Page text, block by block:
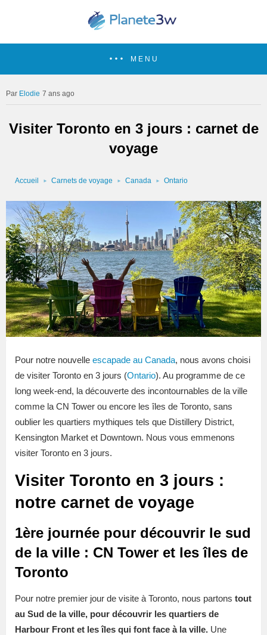
MENU
Elodie 7 ans ago
Visiter Toronto en 3 jours : carnet de
voyage
Accueil Carnets de voyage Canada Ontario
Pour notre nouvelle escapade au Canada, nous avons choisi
de visiter Toronto en 3 jours (Ontario). Au programme de ce
long week-end, la découverte des incontournables de la ville
comme la CN Tower ou encore les îles de Toronto, sans
oublier les quartiers mythiques tels que Distillery District,
Kensington Market et Downtown. Nous vous emmenons
visiter Toronto en 3 jours.
Visiter Toronto en 3 jours :
notre carnet de voyage
1ère journée pour découvrir le sud
de la ville : CN Tower et les îles de
Toronto
Pour notre premier jour de visite à Toronto, nous partons tout
au Sud de la ville, pour découvrir les quartiers de
Harbour Front et les îles qui font face à la ville. Une